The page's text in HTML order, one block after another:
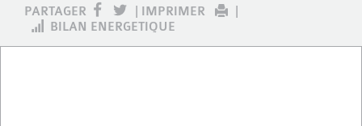
PARTAGER IMPRIMER
BILAN ENERGETIQUE